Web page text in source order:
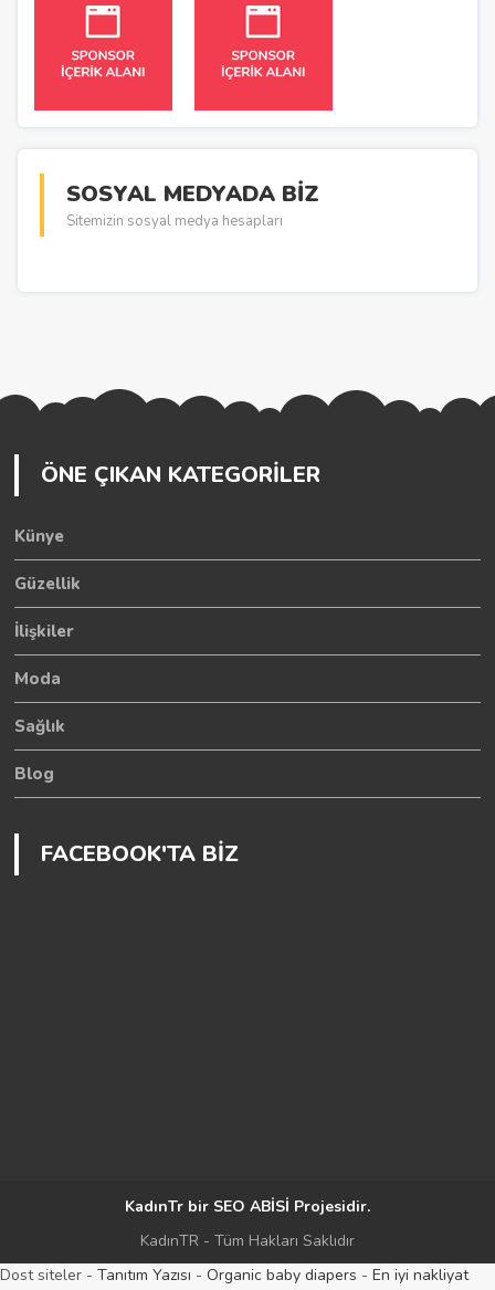
SOSYAL MEDYADA BİZ
Sitemizin sosyal medya hesapları
ÖNE ÇIKAN KATEGORİLER
Künye
Güzellik
İlişkiler
Moda
Sağlık
Blog
FACEBOOK'TA BİZ
KadınTr bir SEO ABİSİ Projesidir.
KadınTR - Tüm Hakları Saklıdır
Dost siteler -
https://ocean.lighthousesuitesinn.com/
Tanıtım Yazısı - Organic baby diapers - En iyi nakliyat